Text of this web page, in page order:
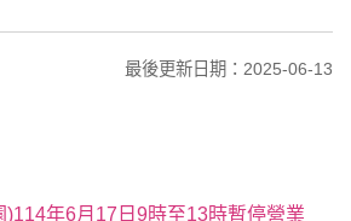
最後更新日期：2025-06-13
)114年6月17日9時至13時暫停營業